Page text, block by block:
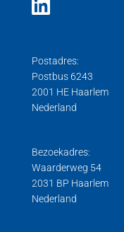
Postadres:
Postbus 6243
2001 HE Haarlem
Nederland
Bezoekadres:
Waarderweg 54
2031 BP Haarlem
Nederland